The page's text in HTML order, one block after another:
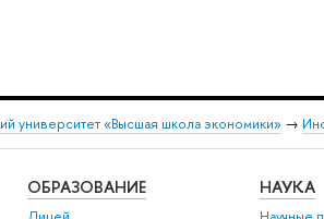
университет «Высшая школа экономики» →
ОБРАЗОВАНИЕ НАУКА